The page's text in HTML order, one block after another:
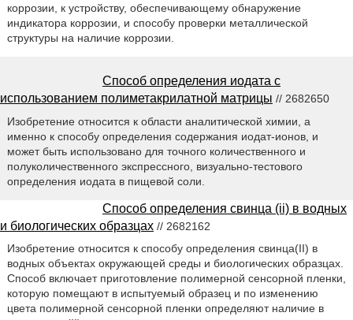
коррозии, к устройству, обеспечивающему обнаружение
индикатора коррозии, и способу проверки металлической
структуры на наличие коррозии.
Способ определения иодата с
использованием полиметакрилатной матрицы // 2682650
Изобретение относится к области аналитической химии, а
именно к способу определения содержания иодат-ионов, и
может быть использовано для точного количественного и
полуколичественного экспрессного, визуально-тестового
определения иодата в пищевой соли.
Способ определения свинца (ii) в водных
и биологических образцах // 2682162
Изобретение относится к способу определения свинца(II) в
водных объектах окружающей среды и биологических образцах.
Способ включает приготовление полимерной сенсорной пленки,
которую помещают в испытуемый образец и по изменению
цвета полимерной сенсорной пленки определяют наличие в